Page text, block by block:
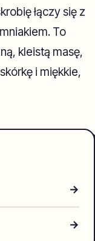
łączy się z
To
kleistą masę,
i miękkie,
→
→